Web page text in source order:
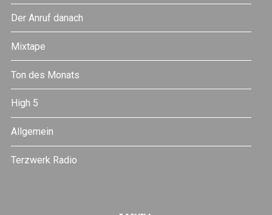
Der Anruf danach
Mixtape
Ton des Monats
High 5
Allgemein
Terzwerk Radio